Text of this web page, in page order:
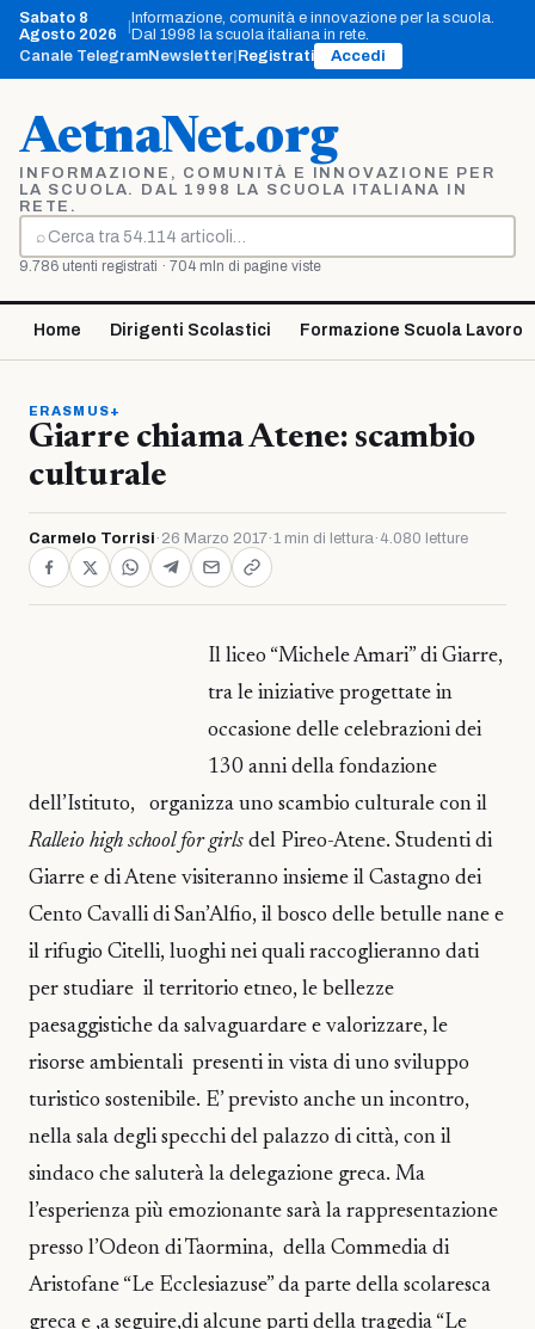
Vai
contenuto
Sabato 8
Agosto 2026
Informazione, comunità e innovazione per la scuola.
Dal 1998 la scuola italiana in rete.
Canale TelegramNewsletter Registrati Accedi
AetnaNet.org
INFORMAZIONE, COMUNITÀ E INNOVAZIONE PER
LA SCUOLA. DAL 1998 LA SCUOLA ITALIANA IN
RETE.
⌕
Cerca
9.786 utenti registrati · 704 mln di pagine viste
Home Dirigenti Scolastici Formazione Scuola Lavoro
ERASMUS+
Giarre chiama Atene: scambio
culturale
Carmelo Torrisi · 26 Marzo 2017·1 min di lettura· 4.080 letture
Il liceo “Michele Amari” di Giarre,
tra le iniziative progettate in
occasione delle celebrazioni dei
130 anni della fondazione
dell’Istituto,
organizza uno scambio culturale con il
Ralleio high school for girls del Pireo-Atene. Studenti di
Giarre e di Atene visiteranno insieme il Castagno dei
Cento Cavalli di San’Alfio, il bosco delle betulle nane e
il rifugio Citelli, luoghi nei quali raccoglieranno dati
per studiare il territorio etneo, le bellezze
paesaggistiche da salvaguardare e valorizzare, le
risorse ambientali presenti in vista di uno sviluppo
turistico sostenibile. E’ previsto anche un incontro,
nella sala degli specchi del palazzo di città, con il
sindaco che saluterà la delegazione greca. Ma
l’esperienza più emozionante sarà la rappresentazione
presso l’Odeon di Taormina, della Commedia di
Aristofane “Le Ecclesiazuse” da parte della scolaresca
greca e ,a seguire,di alcune parti della tragedia “Le